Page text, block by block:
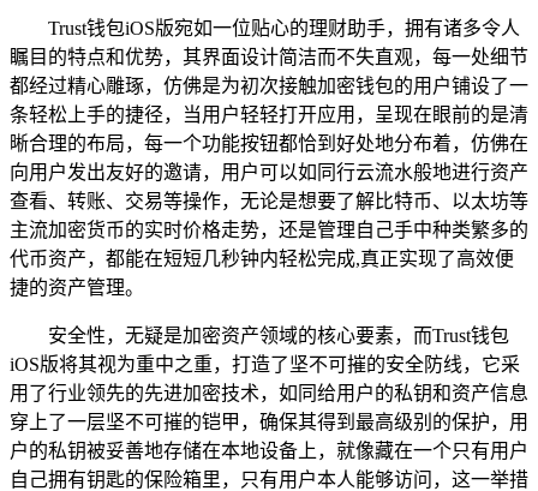
Trust钱包iOS版宛如一位贴心的理财助手，拥有诸多令人
瞩目的特点和优势，其界面设计简洁而不失直观，每一处细节
都经过精心雕琢，仿佛是为初次接触加密钱包的用户铺设了一
条轻松上手的捷径，当用户轻轻打开应用，呈现在眼前的是清
晰合理的布局，每一个功能按钮都恰到好处地分布着，仿佛在
向用户发出友好的邀请，用户可以如同行云流水般地进行资产
查看、转账、交易等操作，无论是想要了解比特币、以太坊等
主流加密货币的实时价格走势，还是管理自己手中种类繁多的
代币资产，都能在短短几秒钟内轻松完成,真正实现了高效便
捷的资产管理。
安全性，无疑是加密资产领域的核心要素，而Trust钱包
iOS版将其视为重中之重，打造了坚不可摧的安全防线，它采
用了行业领先的先进加密技术，如同给用户的私钥和资产信息
穿上了一层坚不可摧的铠甲，确保其得到最高级别的保护，用
户的私钥被妥善地存储在本地设备上，就像藏在一个只有用户
自己拥有钥匙的保险箱里，只有用户本人能够访问，这一举措